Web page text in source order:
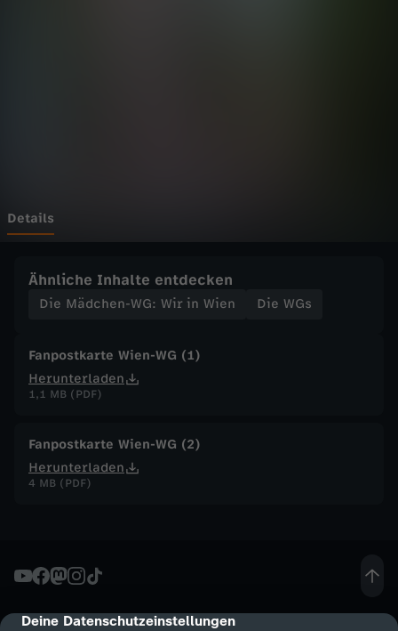
cmp-dialog-description
Deine Datenschutzeinstellungen
G
W
i
r
i
n
i
e
Details
Ähnliche Inhalte entdecken
Die Mädchen-WG: Wir in Wien Die WGs
Fanpostkarte Wien-WG (1)
Herunterladen
1,1 MB (PDF)
Fanpostkarte Wien-WG (2)
Herunterladen
4 MB (PDF)